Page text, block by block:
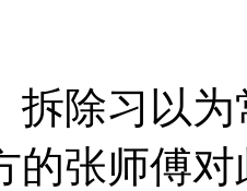
当“床垫”
除习以为
的张师傅